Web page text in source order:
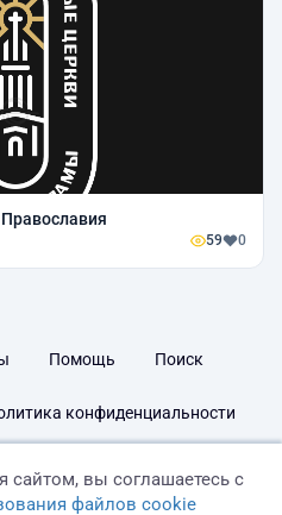
59 0
Помощь Поиск
конфиденциальности
сайтом, вы соглашаетесь с
файлов cookie